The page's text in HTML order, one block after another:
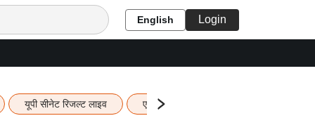
English Login
यूपी सीनेट रिजल्ट लाइव एचबीएसई 12वीं का रिजल्ट लाइव